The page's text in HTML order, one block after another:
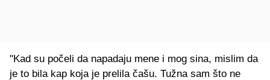
"Kad su počeli da napadaju mene i mog sina, mislim da
je to bila kap koja je prelila čašu. Tužna sam što ne